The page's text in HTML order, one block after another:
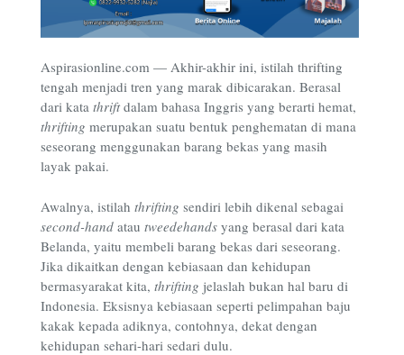
Aspirasionline.com — Akhir-akhir ini, istilah thrifting
tengah menjadi tren yang marak dibicarakan. Berasal
dari kata thriftdalam bahasa Inggris yang berarti hemat,
thrifting merupakan suatu bentuk penghematan di mana
seseorang menggunakan barang bekas yang masih
layak pakai.
Awalnya, istilah thrifting sendiri lebih dikenal sebagai
second-hand atau tweedehands yang berasal dari kata
Belanda, yaitu membeli barang bekas dari seseorang.
Jika dikaitkan dengan kebiasaan dan kehidupan
bermasyarakat kita, thrifting jelaslah bukan hal baru di
Indonesia. Eksisnya kebiasaan seperti pelimpahan baju
kakak kepada adiknya, contohnya, dekat dengan
kehidupan sehari-hari sedari dulu.